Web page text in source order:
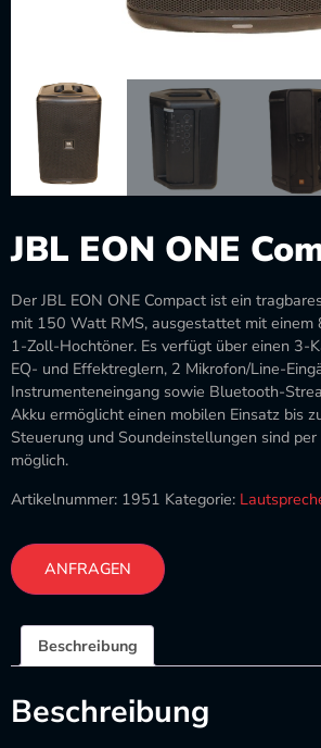
JBL EON ONE
Der JBL EON ONE Compact ist ein
mit 150 Watt RMS, ausgestattet mit
1-Zoll-Hochtöner. Es verfügt über einen 3-
EQ- und Effektreglern, 2 Mikrofon/Line-
Instrumenteneingang sowie Bluetooth-
Akku ermöglicht einen mobilen Einsatz bis
Steuerung und Soundeinstellungen sind
möglich.
Artikelnummer: 1951 Kategorie:
ANFRAGEN
Beschreibung
Beschreibung